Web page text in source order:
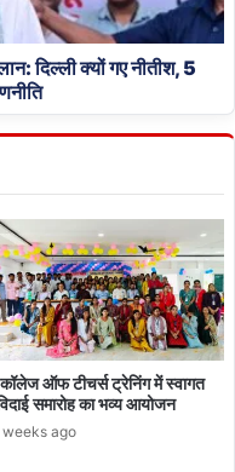
दिल्ली क्यों गए नीतीश, 5
ऑफ टीचर्स ट्रेनिंग में स्वागत
समारोह का भव्य आयोजन
weeks ago